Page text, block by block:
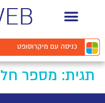
כניסה עםמיקרוסופט
תגית: מספר